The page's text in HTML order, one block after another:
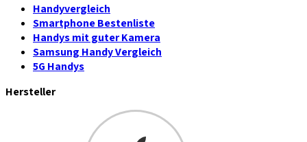
Handyvergleich
Smartphone Bestenliste
Handys mit guter Kamera
Samsung Handy Vergleich
5G Handys
Hersteller